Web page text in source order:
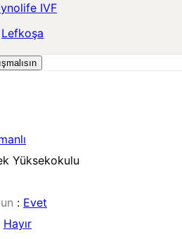
IVF
Lefkoşa
Yüksekokulu
: Evet
Hayır